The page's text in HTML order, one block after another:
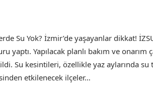
Su Yok? İzmir’de yaşayanlar dikkat!
Yapılacak planlı bakım ve onarım
Su kesintileri, özellikle yaz aylarında su
etkilenecek ilçeler…